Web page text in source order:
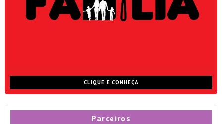
CLIQUE E CONHEÇA
Parceiros